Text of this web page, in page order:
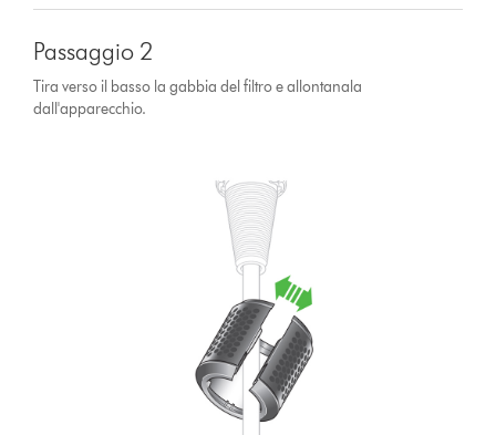
Passaggio 2
Tira verso il basso la gabbia del filtro e allontanala
dall'apparecchio.